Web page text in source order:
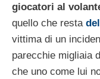
giocatori al
quello che resta
vittima di un
parecchie migliaia
che uno come lui